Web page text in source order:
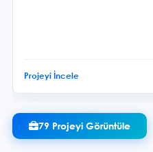
Projeyi İncele
79 Projeyi Görüntüle